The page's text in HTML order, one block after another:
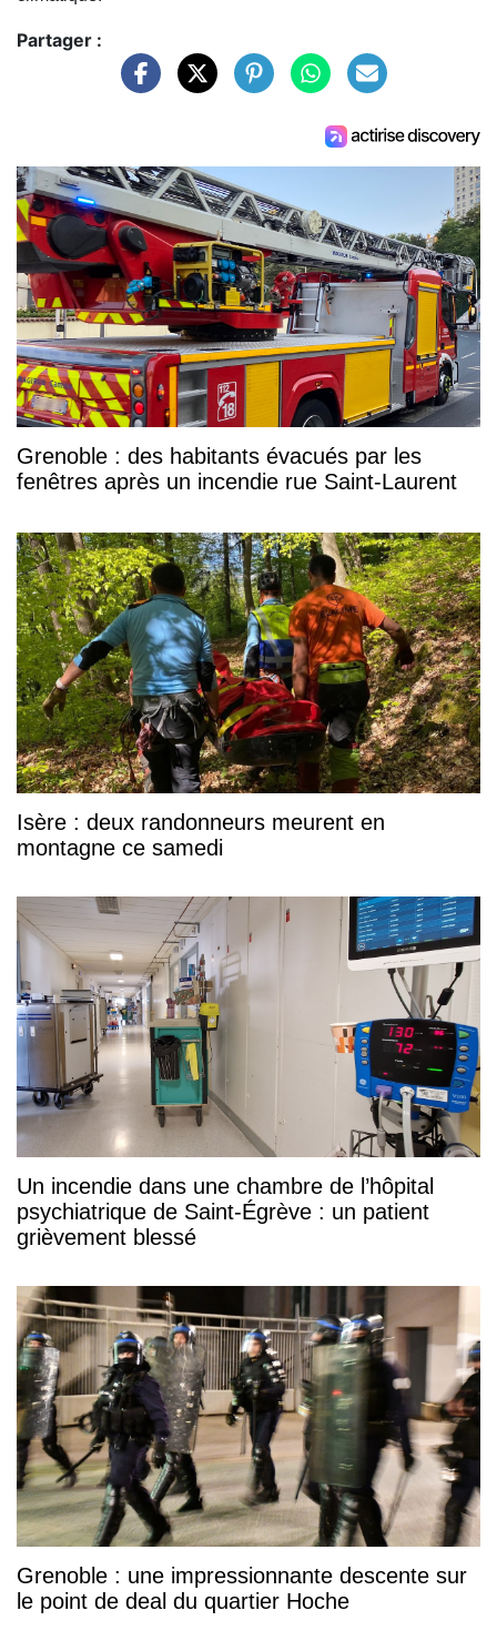
Partager :
Grenoble : des habitants évacués par les
fenêtres après un incendie rue Saint-Laurent
Isère : deux randonneurs meurent en
montagne ce samedi
Un incendie dans une chambre de l’hôpital
psychiatrique de Saint-Égrève : un patient
grièvement blessé
Grenoble : une impressionnante descente sur
le point de deal du quartier Hoche